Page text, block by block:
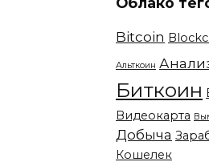
Bitcoin
Альткоин
Биткоин
Видеокарта
Добыча
Кошелек